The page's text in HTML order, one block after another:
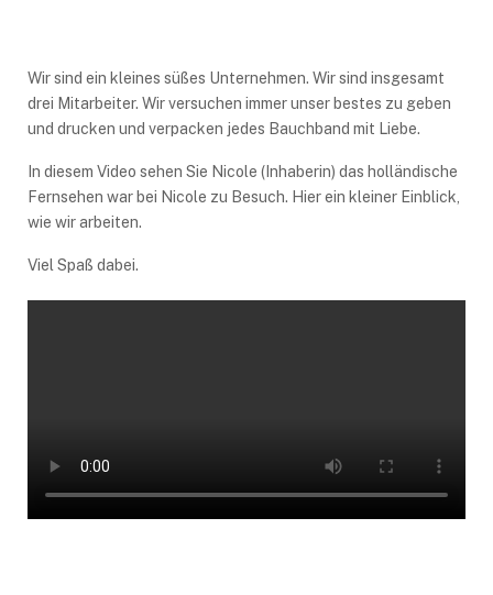
Wir sind ein kleines süßes Unternehmen. Wir sind insgesamt
drei Mitarbeiter. Wir versuchen immer unser bestes zu geben
und drucken und verpacken jedes Bauchband mit Liebe.
In diesem Video sehen Sie Nicole (Inhaberin) das holländische
Fernsehen war bei Nicole zu Besuch. Hier ein kleiner Einblick,
wie wir arbeiten.
Viel Spaß dabei.